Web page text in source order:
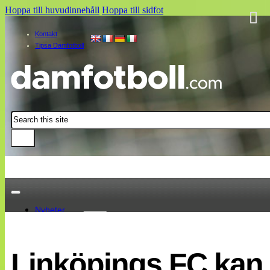
Hoppa till huvudinnehåll Hoppa till sidfot
Kontakt
Tipsa Damfotboll
Sök
Nyheter
Landslaget
EM 2013